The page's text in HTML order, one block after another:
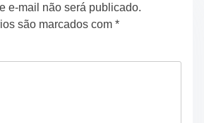
e-mail não será publicado.
são marcados com *